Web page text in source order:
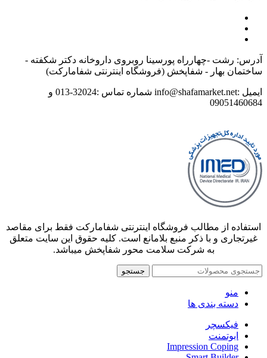
آدرس: رشت -چهارراه پورسینا روبروی داروخانه دکتر شکفته -
ساختمان بهار - شفاپخش (فروشگاه اینترنتی شفامارکت)
ایمیل :info@shafamarket.net شماره تماس :32024-013 و
09051460684
استفاده از مطالب فروشگاه اینترنتی شفامارکت فقط برای مقاصد
غیرتجاری و با ذکر منبع بلامانع است. کلیه حقوق این سایت متعلق
به شرکت سلامت محور شفاپخش میباشد.
جستجو
منو
دسته بندی ها
فیکسچر
ابوتمنت
Impression Coping